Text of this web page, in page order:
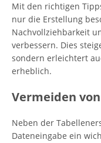
Mit den richtigen
nur die Erstellung
Nachvollziehbarkeit
verbessern. Dies
sondern erleichtert
erheblich.
Vermeiden
Neben der
Dateneingabe ein